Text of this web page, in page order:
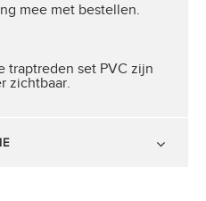
mee met bestellen.
traptreden set PVC zijn
zichtbaar.